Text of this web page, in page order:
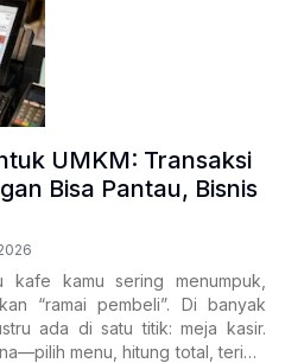
UMKM: Transaksi
Bisa Pantau, Bisnis
kamu sering menumpuk,
“ramai pembeli”. Di banyak
ada di satu titik: meja kasir.
menu, hitung total, terima